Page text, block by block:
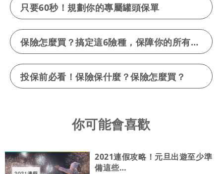
只要60秒！規劃你的專屬罐頭保單
保險怎麼買？搞定這6險種，保障你的所有人身風險
投保前必看！保險保什麼？保險怎麼買？
你可能會喜歡
2021連假攻略！元旦出遊至少準
備這些…